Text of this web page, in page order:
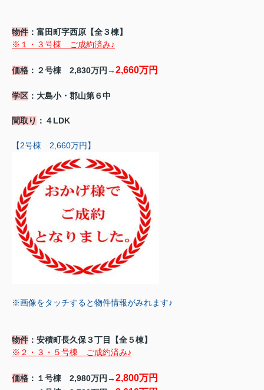
物件 ：富田町字西原【全３棟】
※１・３号棟 ご成約済み♪
価格 ：２号棟 2,830万円→2,660万円
学区 ：大島小・郡山第６中
間取り ：４LDK
【2号棟 2,660万円】
※画像をタッチすると物件情報がみれます♪
物件 ：安積町長久保３丁目【全５棟】
※２・３・５号棟 ご成約済み♪
価格 ：１号棟 2,980万円→2,800万円